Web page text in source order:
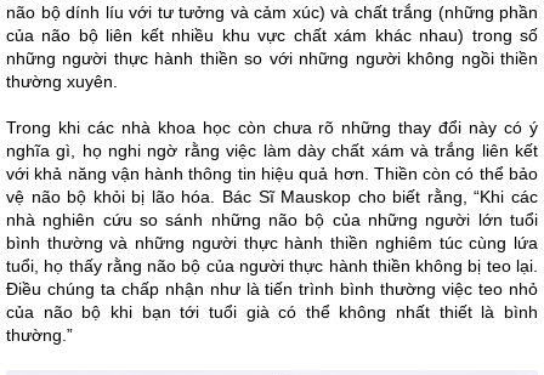
não bộ dính líu với tư tưởng và cảm xúc) và chất trắng (những phần
của não bộ liên kết nhiều khu vực chất xám khác nhau) trong số
những người thực hành thiền so với những người không ngồi thiền
thường xuyên.
Trong khi các nhà khoa học còn chưa rõ những thay đổi này có ý
nghĩa gì, họ nghi ngờ rằng việc làm dày chất xám và trắng liên kết
với khả năng vận hành thông tin hiệu quả hơn. Thiền còn có thể bảo
vệ não bộ khỏi bị lão hóa. Bác Sĩ Mauskop cho biết rằng, “Khi các
nhà nghiên cứu so sánh những não bộ của những người lớn tuổi
bình thường và những người thực hành thiền nghiêm túc cùng lứa
tuổi, họ thấy rằng não bộ của người thực hành thiền không bị teo lại.
Điều chúng ta chấp nhận như là tiến trình bình thường việc teo nhỏ
của não bộ khi bạn tới tuổi già có thể không nhất thiết là bình
thường.”